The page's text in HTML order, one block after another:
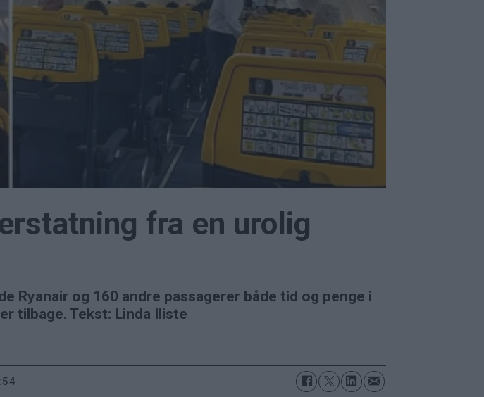
fra en urolig
Ryanair og 160 andre passagerer både tid og penge i
tilbage. Tekst: Linda Iliste